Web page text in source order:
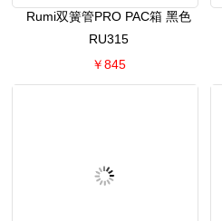
Rumi双簧管PRO PAC箱 黑色
RU315
￥845